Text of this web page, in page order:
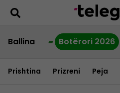
Ballina Botërori 2026
Prishtina Prizreni Peja